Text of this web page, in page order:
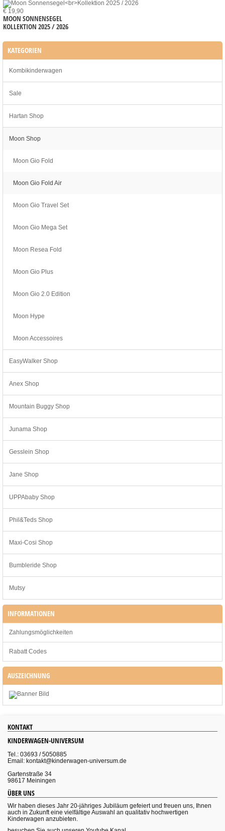
€ 19,90
MOON SONNENSEGEL
KOLLEKTION 2025 / 2026
KATEGORIEN
Kombikinderwagen
Sale
Hartan Shop
Moon Shop
Moon Gio Fold
Moon Gio Fold Air
Moon Gio Travel Set
Moon Gio Mega Set
Moon Resea Fold
Moon Gio Plus
Moon Gio 2.0 Edition
Moon Hype
Moon Accessoires
EasyWalker Shop
Anex Shop
Mountain Buggy Shop
Junama Shop
Gesslein Shop
Jane Shop
UPPAbaby Shop
Phil&Teds Shop
Maxi-Cosi Shop
Bumbleride Shop
Mutsy
INFORMATIONEN
Zahlungsmöglichkeiten
Rabatt Codes
AUSZEICHNUNG
KONTAKT
KINDERWAGEN-UNIVERSUM
Tel.: 03693 / 5050885
Email: kontakt@kinderwagen-universum.de
Gartenstraße 34
98617 Meiningen
ÜBER UNS
Wir haben dieses Jahr 20-jähriges Jubiläum gefeiert und freuen uns, Ihnen
auch in Zukunft eine vielfältige Auswahl an qualitativ hochwertigen
Kinderwagen anzubieten.